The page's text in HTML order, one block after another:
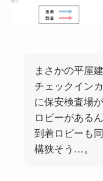
まさかの平屋建
チェックイン
に保安検査場
ロビーがあるん
到着ロビーも
構狭そう…。